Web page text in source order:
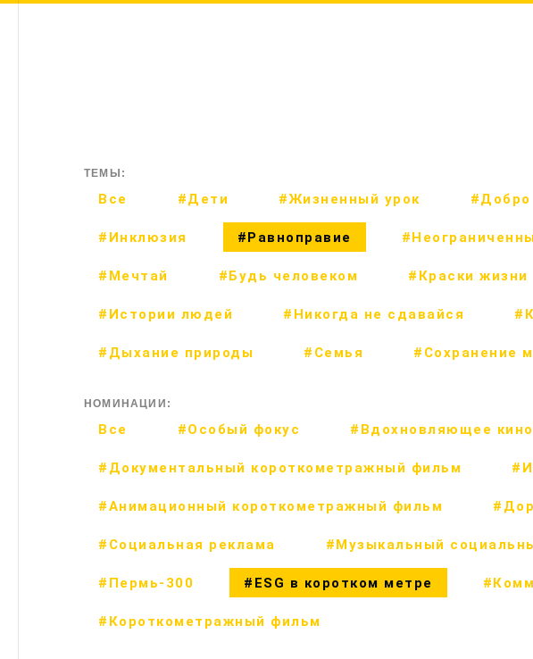
ТЕМЫ:
Все #Дети #Жизненный урок #Добро
#Инклюзия #Равноправие
#Мечтай #Будь человеком #Краски жизни
#Истории людей #Никогда не сдавайся
#Дыхание природы #Семья #Сохранение
НОМИНАЦИИ:
Все #Особый фокус #Вдохновляющее
#Документальный короткометражный фильм
#Анимационный короткометражный фильм
#Социальная реклама #Музыкальный
#Пермь-300 #ESG в коротком метре
#Короткометражный фильм